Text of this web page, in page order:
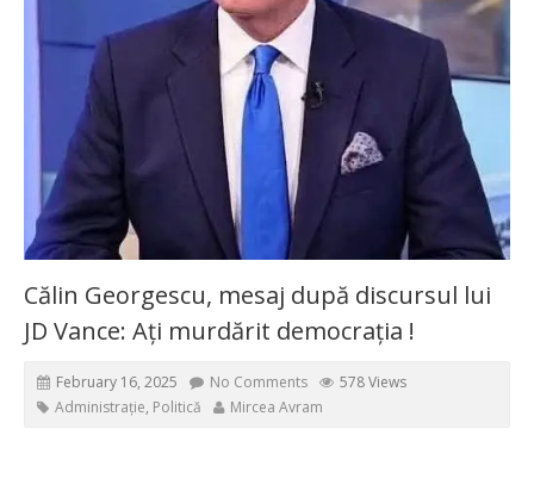
Călin Georgescu, mesaj după discursul lui
JD Vance: Ați murdărit democrația !
February 16, 2025 No Comments
578 Views
Administrație, Politică Mircea Avram